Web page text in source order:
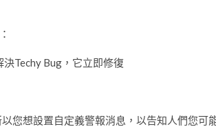
Techy Bug，它立即修復
您想設置自定義警報消息，以告知人們您可